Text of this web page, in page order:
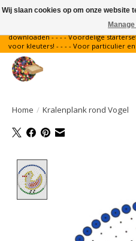
Gratis verzending binnen Nederland -
downloaden - - - - Voordelige
voor kleuters! - - - - Voor particulier
Home / Kralenplank rond Vogel
Wij slaan cookies op om onze website